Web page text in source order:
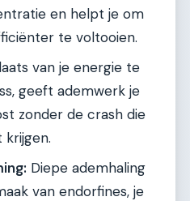
en helpt je om
te voltooien.
van je energie te
geeft ademwerk je
zonder de crash die
krijgen.
Diepe ademhaling
van endorfines, je